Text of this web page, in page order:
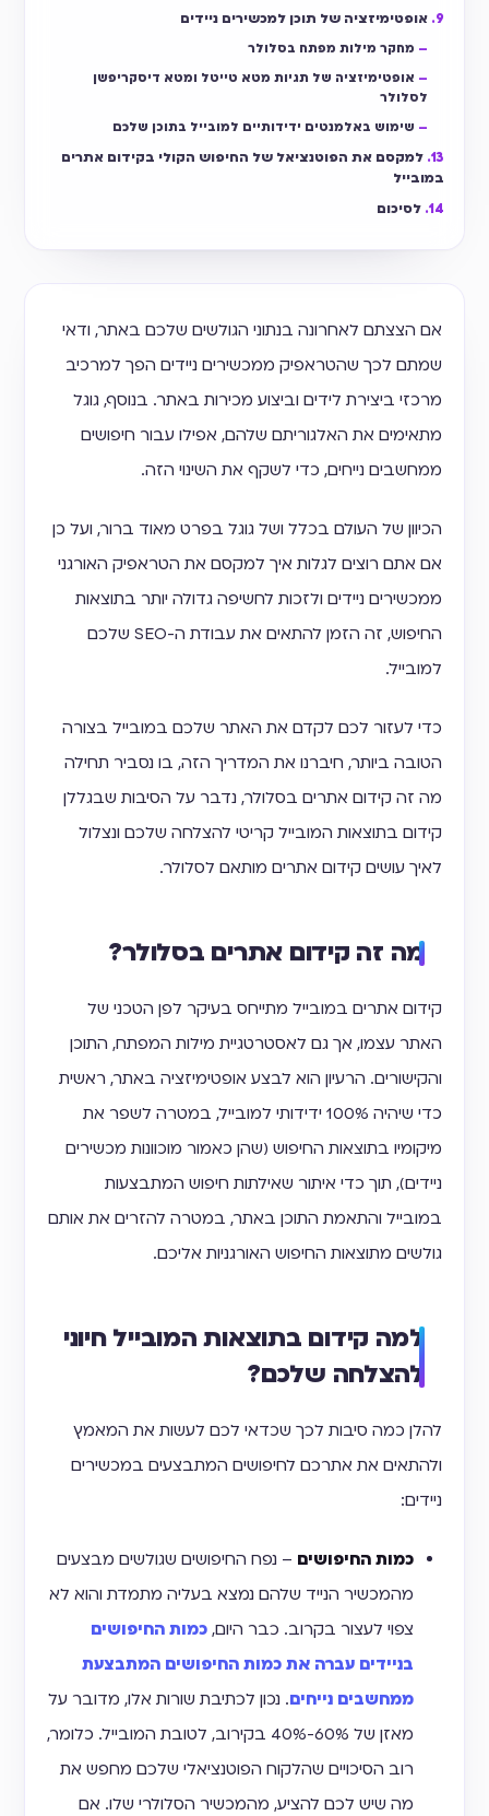
אם הצצתם לאחרונה בנתוני הגולשים שלכם באתר, ודאי
שמתם לכך שהטראפיק ממכשירים ניידים הפך למרכיב
מרכזי ביצירת לידים וביצוע מכירות באתר. בנוסף, גוגל
מתאימים את האלגוריתם שלהם, אפילו עבור חיפושים
ממחשבים נייחים, כדי לשקף את השינוי הזה.
הכיוון של העולם בכלל ושל גוגל בפרט מאוד ברור, ועל כן
אם אתם רוצים לגלות איך למקסם את הטראפיק האורגני
ממכשירים ניידים ולזכות לחשיפה גדולה יותר בתוצאות
החיפוש, זה הזמן להתאים את עבודת ה-SEO שלכם
למובייל.
כדי לעזור לכם לקדם את האתר שלכם במובייל בצורה
הטובה ביותר, חיברנו את המדריך הזה, בו נסביר תחילה
מה זה קידום אתרים בסלולר, נדבר על הסיבות שבגללן
קידום בתוצאות המובייל קריטי להצלחה שלכם ונצלול
לאיך עושים קידום אתרים מותאם לסלולר.
מה זה קידום אתרים בסלולר?
קידום אתרים במובייל מתייחס בעיקר לפן הטכני של
האתר עצמו, אך גם לאסטרטגיית מילות המפתח, התוכן
והקישורים. הרעיון הוא לבצע אופטימיזציה באתר, ראשית
כדי שיהיה 100% ידידותי למובייל, במטרה לשפר את
מיקומיו בתוצאות החיפוש (שהן כאמור מוכוונות מכשירים
ניידים), תוך כדי איתור שאילתות חיפוש המתבצעות
במובייל והתאמת התוכן באתר, במטרה להזרים את אותם
גולשים מתוצאות החיפוש האורגניות אליכם.
למה קידום בתוצאות המובייל חיוני
להצלחה שלכם?
להלן כמה סיבות לכך שכדאי לכם לעשות את המאמץ
ולהתאים את אתרכם לחיפושים המתבצעים במכשירים
ניידים:
כמות החיפושים – נפח החיפושים שגולשים מבצעים
מהמכשיר הנייד שלהם נמצא בעליה מתמדת והוא לא
צפוי לעצור בקרוב. כבר היום, כמות החיפושים
בניידים עברה את כמות החיפושים המתבצעת
ממחשבים נייחים. נכון לכתיבת שורות אלו, מדובר על
מאזן של 60%-40% בקירוב, לטובת המובייל. כלומר,
רוב הסיכויים שהלקוח הפוטנציאלי שלכם מחפש את
מה שיש לכם להציע, מהמכשיר הסלולרי שלו. אם
אופטימיזציה של תוכן למכשירים ניידים
מחקר מילות מפתח בסלולר
אופטימיזציה של תגיות מטא טייטל ומטא דיסקריפשן
לסלולר
שימוש באלמנטים ידידותיים למובייל בתוכן שלכם
למקסם את הפוטנציאל של החיפוש הקולי בקידום אתרים
במובייל
לסיכום